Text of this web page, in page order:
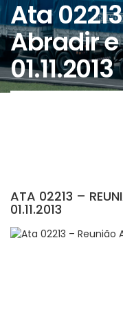
Ata
Abradir
01.11.2013
ATA 02213 –
01.11.2013